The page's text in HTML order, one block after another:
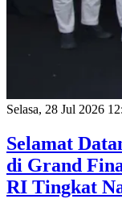
Selasa, 28 Jul 2026
Selamat
di Grand
RI Tingkat